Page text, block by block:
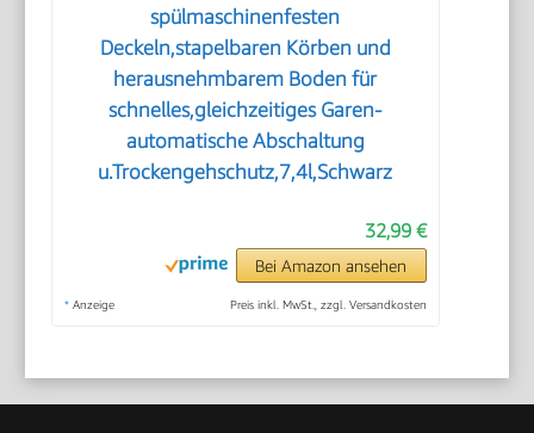
spülmaschinenfesten
Deckeln,stapelbaren Körben und
herausnehmbarem Boden für
schnelles,gleichzeitiges Garen-
automatische Abschaltung
u.Trockengehschutz,7,4l,Schwarz
32,99 €
Bei Amazon ansehen
* Anzeige Preis inkl. MwSt., zzgl. Versandkosten